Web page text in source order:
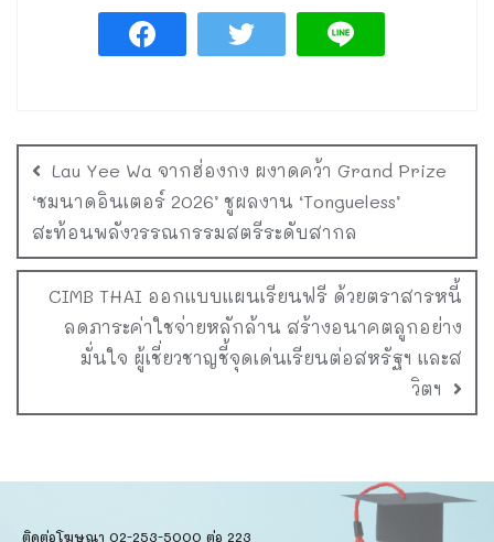
Lau Yee Wa จากฮ่องกง ผงาดคว้า Grand Prize
‘ชมนาดอินเตอร์ 2026’ ชูผลงาน ‘Tongueless’
สะท้อนพลังวรรณกรรมสตรีระดับสากล
CIMB THAI ออกแบบแผนเรียนฟรี ด้วยตราสารหนี้
ลดภาระค่าใชจ่ายหลักล้าน สร้างอนาคตลูกอย่าง
มั่นใจ ผู้เชี่ยวชาญชี้จุดเด่นเรียนต่อสหรัฐฯ และส
วิตฯ
ติดต่อโฆษณา 02-253-5000​ ต่อ 223